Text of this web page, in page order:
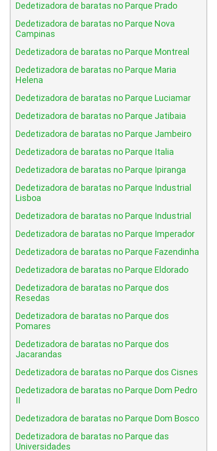
Dedetizadora de baratas no Parque Prado
Dedetizadora de baratas no Parque Nova
Campinas
Dedetizadora de baratas no Parque Montreal
Dedetizadora de baratas no Parque Maria
Helena
Dedetizadora de baratas no Parque Luciamar
Dedetizadora de baratas no Parque Jatibaia
Dedetizadora de baratas no Parque Jambeiro
Dedetizadora de baratas no Parque Italia
Dedetizadora de baratas no Parque Ipiranga
Dedetizadora de baratas no Parque Industrial
Lisboa
Dedetizadora de baratas no Parque Industrial
Dedetizadora de baratas no Parque Imperador
Dedetizadora de baratas no Parque Fazendinha
Dedetizadora de baratas no Parque Eldorado
Dedetizadora de baratas no Parque dos
Resedas
Dedetizadora de baratas no Parque dos
Pomares
Dedetizadora de baratas no Parque dos
Jacarandas
Dedetizadora de baratas no Parque dos Cisnes
Dedetizadora de baratas no Parque Dom Pedro
II
Dedetizadora de baratas no Parque Dom Bosco
Dedetizadora de baratas no Parque das
Universidades